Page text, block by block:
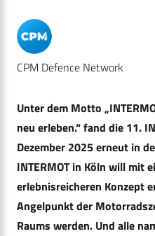
CPM Defence Network
Unter dem Motto
neu erleben.“ fand die 11.
Dezember 2025 erneut in
INTERMOT in Köln will mit
erlebnisreicheren Konzept
Angelpunkt der
Raums werden. Und alle